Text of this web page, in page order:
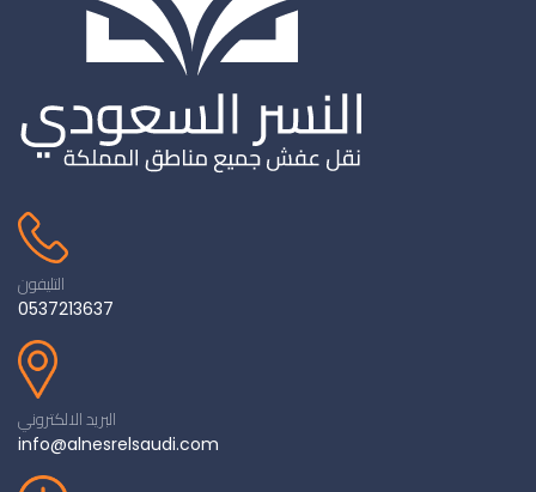
التليفون
0537213637
البريد الالكتروني
info@alnesrelsaudi.com